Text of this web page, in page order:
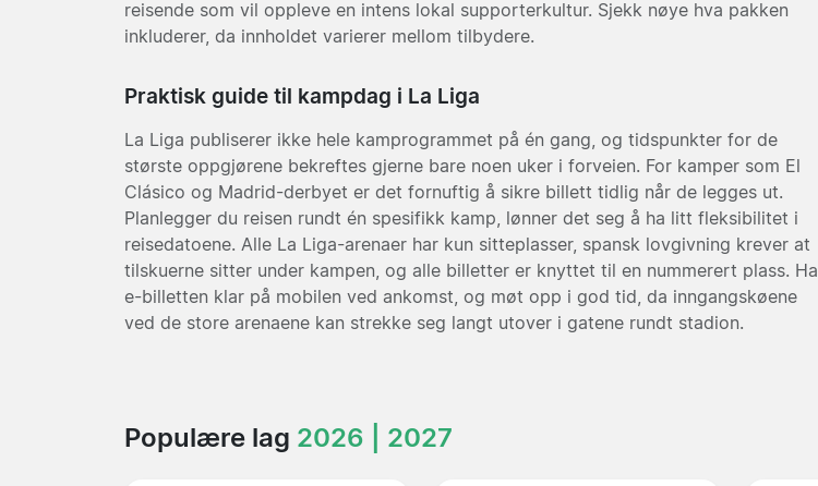
reisende som vil oppleve en intens lokal supporterkultur. Sjekk nøye hva pakken
inkluderer, da innholdet varierer mellom tilbydere.
Praktisk guide til kampdag i La Liga
La Liga publiserer ikke hele kamprogrammet på én gang, og tidspunkter for de
største oppgjørene bekreftes gjerne bare noen uker i forveien. For kamper som El
Clásico og Madrid-derbyet er det fornuftig å sikre billett tidlig når de legges ut.
Planlegger du reisen rundt én spesifikk kamp, lønner det seg å ha litt fleksibilitet i
reisedatoene. Alle La Liga-arenaer har kun sitteplasser, spansk lovgivning krever at
tilskuerne sitter under kampen, og alle billetter er knyttet til en nummerert plass. Ha
e-billetten klar på mobilen ved ankomst, og møt opp i god tid, da inngangskøene
ved de store arenaene kan strekke seg langt utover i gatene rundt stadion.
Populære lag 2026 | 2027